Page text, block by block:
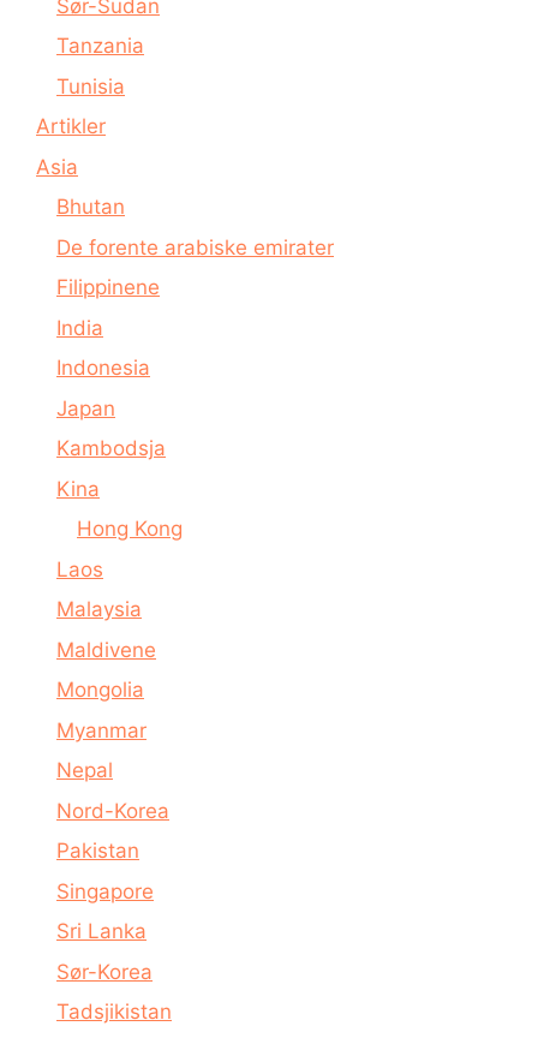
Sør-Sudan
Tanzania
Tunisia
Artikler
Asia
Bhutan
De forente arabiske emirater
Filippinene
India
Indonesia
Japan
Kambodsja
Kina
Hong Kong
Laos
Malaysia
Maldivene
Mongolia
Myanmar
Nepal
Nord-Korea
Pakistan
Singapore
Sri Lanka
Sør-Korea
Tadsjikistan